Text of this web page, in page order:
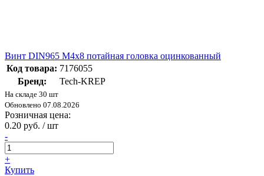
Винт DIN965 М4х8 потайная головка оцинкованный
Код товара: 7176055
Бренд:
Tech-KREP
На складе 30 шт
Обновлено 07.08.2026
Розничная цена:
0.20 руб. / шт
-
+
Купить